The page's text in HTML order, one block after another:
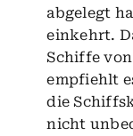
abgelegt
einkehrt.
Schiffe
empfiehlt
die
nicht